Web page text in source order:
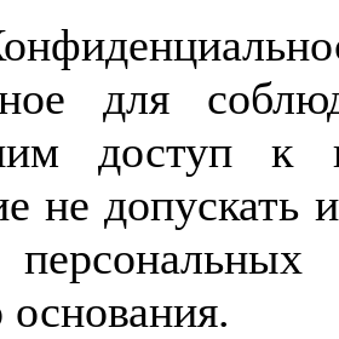
для
доступ к
не допускать
основания.